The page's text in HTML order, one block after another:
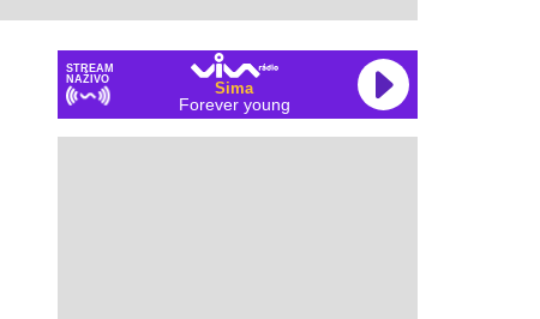
STREAM
NAŽIVO
Sima
Forever young